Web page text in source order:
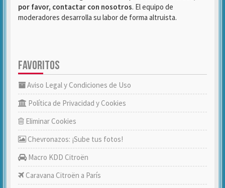
por favor, contactar con nosotros. El equipo de
moderadores desarrolla su labor de forma altruista.
FAVORITOS
Aviso Legal y Condiciones de Uso
Política de Privacidad y Cookies
Eliminar Cookies
Chevronazos: ¡Sube tus fotos!
Macro KDD Citroën
Caravana Citroën a París